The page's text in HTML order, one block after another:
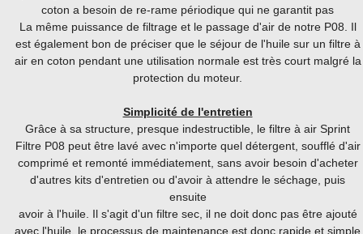
coton a besoin de re-rame périodique qui ne garantit pas
La même puissance de filtrage et le passage d'air de notre P08. Il
est également bon de préciser que le séjour de l'huile sur un filtre à
air en coton pendant une utilisation normale est très court malgré la
protection du moteur.
Simplicité de l'entretien
Grâce à sa structure, presque indestructible, le filtre à air Sprint
Filtre P08 peut être lavé avec n'importe quel détergent, soufflé d'air
comprimé et remonté immédiatement, sans avoir besoin d'acheter
d'autres kits d'entretien ou d'avoir à attendre le séchage, puis
ensuite
avoir à l'huile. Il s'agit d'un filtre sec, il ne doit donc pas être ajouté
avec l'huile, le processus de maintenance est donc rapide et simple